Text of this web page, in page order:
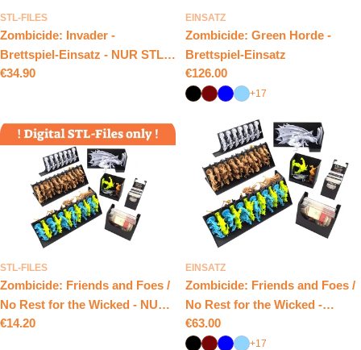
STL-FILES
Zombicide: Invader -
Brettspiel-Einsatz - NUR STL-
DATEIEN
Regulärer
€34.90
EINSATZ
Zombicide: Green Horde -
Brettspiel-Einsatz
Regulärer
Preis
€126.00
+17
STL-FILES
Zombicide: Friends and Foes /
No Rest for the Wicked - NUR
STL-DATIEN - Brettspiel-
Regulärer
€14.20
EINSATZ
Zombicide: Friends and Foes /
No Rest for the Wicked -
Brettspiel-Einsatz
Regulärer
Preis
€63.00
+17